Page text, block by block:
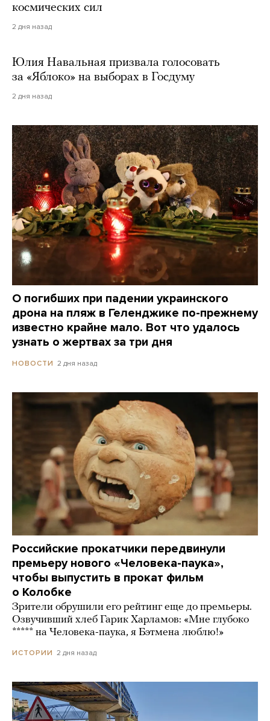
космических сил
2 дня назад
Юлия Навальная призвала голосовать
за «Яблоко» на выборах в Госдуму
2 дня назад
О погибших при падении украинского
дрона на пляж в Геленджике по-прежнему
известно крайне мало. Вот что удалось
узнать о жертвах за три дня
НОВОСТИ 2 дня назад
Российские прокатчики передвинули
премьеру нового «Человека-паука»,
чтобы выпустить в прокат фильм
о Колобке
Зрители обрушили его рейтинг еще до премьеры.
Озвучивший хлеб Гарик Харламов: «Мне глубоко
***** на Человека-паука, я Бэтмена люблю!»
ИСТОРИИ 2 дня назад